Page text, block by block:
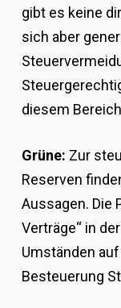
gibt es keine
sich aber
diesem
Grüne: Zur
Reserven
Aussagen. Die
Verträge“ in
Umständen
Besteuerung